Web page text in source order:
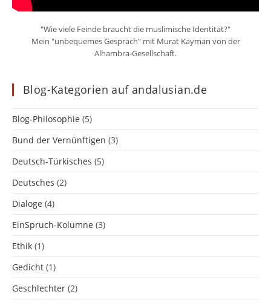
"Wie viele Feinde braucht die muslimische Identität?"
Mein "unbequemes Gespräch" mit Murat Kayman von der
Alhambra-Gesellschaft.
Blog-Kategorien auf andalusian.de
Blog-Philosophie (5)
Bund der Vernünftigen (3)
Deutsch-Türkisches (5)
Deutsches (2)
Dialoge (4)
EinSpruch-Kolumne (3)
Ethik (1)
Gedicht (1)
Geschlechter (2)